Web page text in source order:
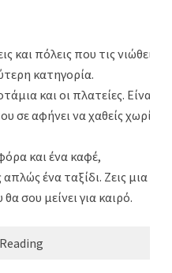
και πόλεις που τις νιώθεις.
κατηγορία.
και οι πλατείες. Είναι
σε αφήνει να χαθείς χωρίς
και ένα καφέ,
ένα ταξίδι. Ζεις μια
σου μείνει για καιρό.